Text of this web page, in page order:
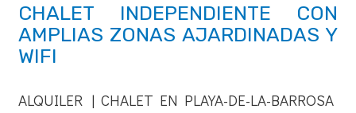
CHALET INDEPENDIENTE CON
AMPLIAS ZONAS AJARDINADAS Y
WIFI
ALQUILER | CHALET EN PLAYA-DE-LA-BARROSA